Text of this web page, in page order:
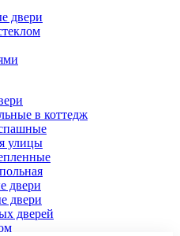
двери
в коттедж
улицы
двери
двери
дверей